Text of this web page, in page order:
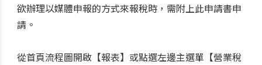
欲辦理以媒體申報的方式來報稅時，需附上此申請書申
請。
從首頁流程圖開啟【報表】或點選左邊主選單【營業稅